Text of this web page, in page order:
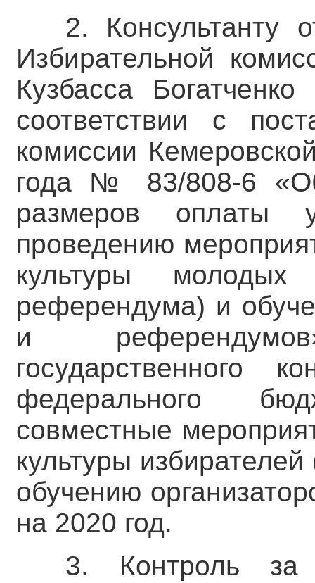
2. Консультанту
Избирательной
Кузбасса
соответствии с
комиссии
года № 83/808-6
размеров оплаты
проведению
культуры молодых
референдума) и
и
государственного
федерального
совместные
культуры
обучению
на 2020 год.
3. Контроль за